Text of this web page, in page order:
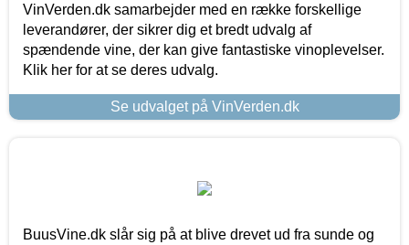
VinVerden.dk samarbejder med en række forskellige
leverandører, der sikrer dig et bredt udvalg af
spændende vine, der kan give fantastiske vinoplevelser.
Klik her for at se deres udvalg.
Se udvalget på VinVerden.dk
BuusVine.dk slår sig på at blive drevet ud fra sunde og